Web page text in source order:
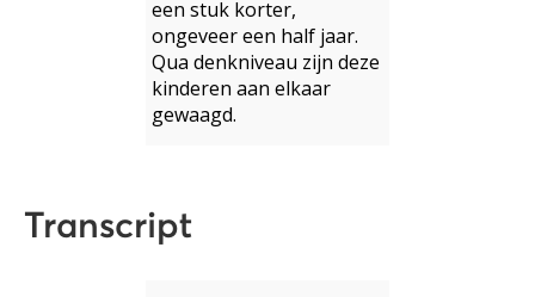
een stuk korter,
ongeveer een half jaar.
Qua denkniveau zijn deze
kinderen aan elkaar
gewaagd.
Transcript